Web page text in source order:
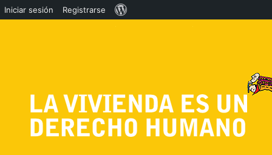
Iniciar sesión Registrarse